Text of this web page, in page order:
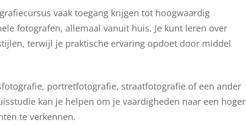
vaak toegang krijgen tot hoogwaardig
fotografen, allemaal vanuit huis. Je kunt leren over
terwijl je praktische ervaring opdoet door middel
portretfotografie, straatfotografie of een ander
kan je helpen om je vaardigheden naar een hoger
te verkennen.